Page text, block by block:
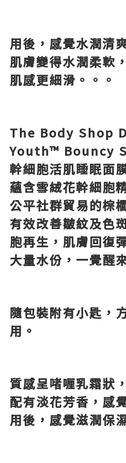
用後，感覺水潤清
肌膚變得水潤柔軟
肌感更細滑。。。
The Body Shop
Youth™ Bouncy
幹細胞活肌睡眠面
蘊含雪絨花幹細胞
公平社群貿易的棕
有效改善皺紋及色
胞再生，肌膚回復
大量水份，一覺醒
隨包裝附有小匙，
用。
質感呈啫喱乳霜狀
配有淡花芳香，感
用後，感覺滋潤保